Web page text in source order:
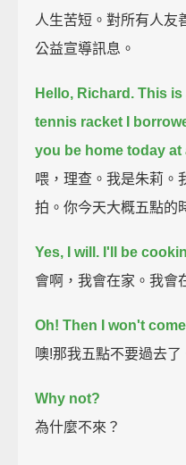
人生苦短。對所有人友
公益宣導訊息。
Hello, Richard. This is
tennis racket I
you be home today
喂，理查。我是朱莉。
拍。你今天大概五點的
Yes, I will. I'll be
會啊，我會在家。我會
Oh! Then I won't
噢!那我五點不要過去了
Why not?
為什麼不來？